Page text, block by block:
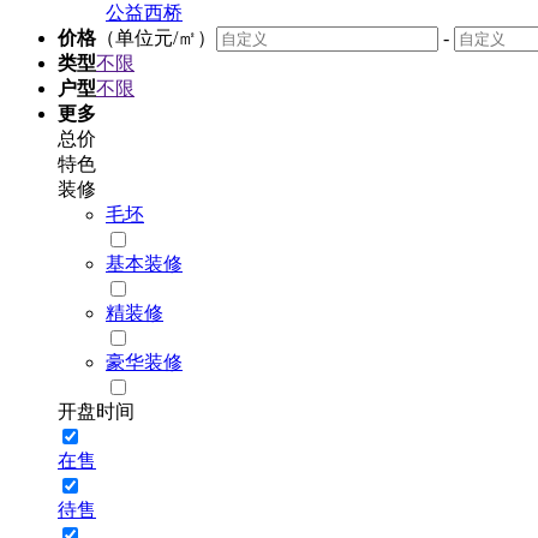
公益西桥
价格（单位元/㎡）
-
类型不限
户型不限
更多
总价
特色
装修
毛坯
基本装修
精装修
豪华装修
开盘时间
在售
待售